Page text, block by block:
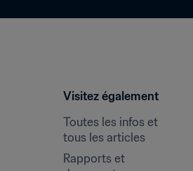
Visitez également
Toutes les infos et
tous les articles
Rapports et